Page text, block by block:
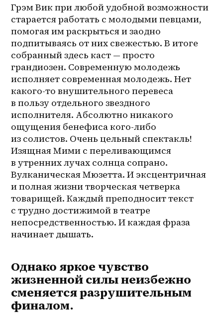
Грэм Вик при любой удобной возможности
старается работать с молодыми певцами,
помогая им раскрыться и заодно
подпитываясь от них свежестью. В итоге
собранный здесь каст — просто
грандиозен. Современную молодежь
исполняет современная молодежь. Нет
какого-то внушительного перевеса
в пользу отдельного звездного
исполнителя. Абсолютно никакого
ощущения бенефиса кого-либо
из солистов. Очень цельный спектакль!
Изящная Мими с переливающимся
в утренних лучах солнца сопрано.
Вулканическая Мюзетта. И эксцентричная
и полная жизни творческая четверка
товарищей. Каждый преподносит текст
с трудно достижимой в театре
непосредственностью. И каждая фраза
начинает дышать.
Однако яркое чувство
жизненной силы неизбежно
сменяется разрушительным
финалом.